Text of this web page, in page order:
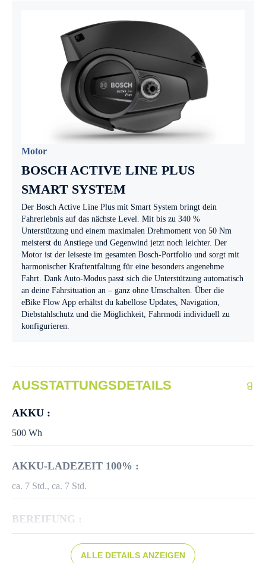
Motor
BOSCH ACTIVE LINE PLUS
SMART SYSTEM
Der Bosch Active Line Plus mit Smart System bringt dein
Fahrerlebnis auf das nächste Level. Mit bis zu 340 %
Unterstützung und einem maximalen Drehmoment von 50 Nm
meisterst du Anstiege und Gegenwind jetzt noch leichter. Der
Motor ist der leiseste im gesamten Bosch-Portfolio und sorgt mit
harmonischer Kraftentfaltung für eine besonders angenehme
Fahrt. Dank Auto-Modus passt sich die Unterstützung automatisch
an deine Fahrsituation an – ganz ohne Umschalten. Über die
eBike Flow App erhältst du kabellose Updates, Navigation,
Diebstahlschutz und die Möglichkeit, Fahrmodi individuell zu
konfigurieren.
AUSSTATTUNGSDETAILS
AKKU :
500 Wh
AKKU-LADEZEIT 100% :
ca. 7 Std., ca. 7 Std.
BEREIFUNG :
ALLE DETAILS ANZEIGEN